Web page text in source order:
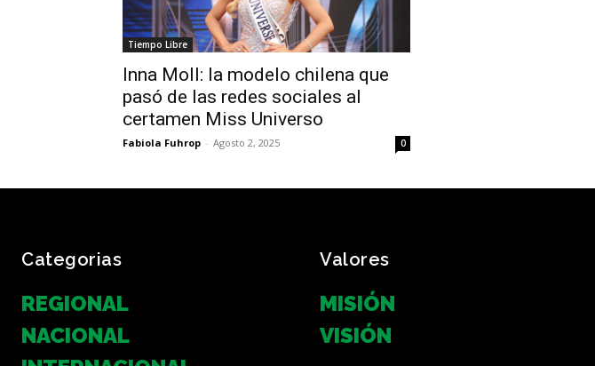
Tiempo Libre
Inna Moll: la modelo chilena que
pasó de las redes sociales al
certamen Miss Universo
Fabiola Fuhrop - Agosto 2, 2025 0
Categorias
REGIONAL
NACIONAL
Valores
MISIÓN
VISIÓN